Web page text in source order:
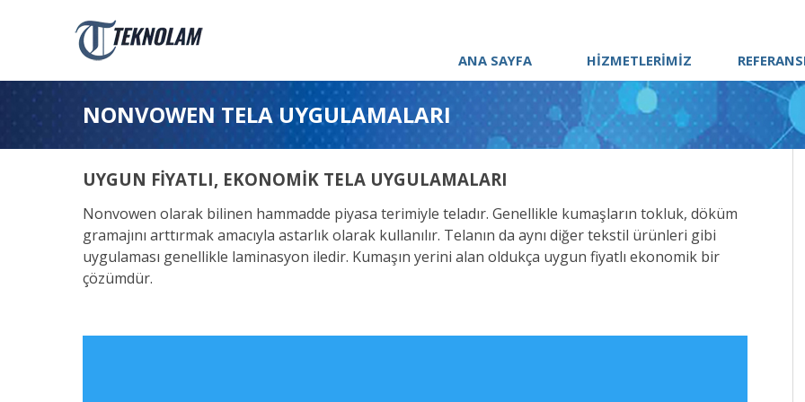
ANA SAYFA HİZMETLERİMİZ
NONVOWEN TELA UYGULAMALARI
UYGUN FİYATLI, EKONOMİK TELA UYGULAMALARI
Nonvowen olarak bilinen hammadde piyasa terimiyle teladır. Genellikle kumaşların tokluk, döküm
gramajını arttırmak amacıyla astarlık olarak kullanılır. Telanın da aynı diğer tekstil ürünleri gibi
uygulaması genellikle laminasyon iledir. Kumaşın yerini alan oldukça uygun fiyatlı ekonomik bir
çözümdür.